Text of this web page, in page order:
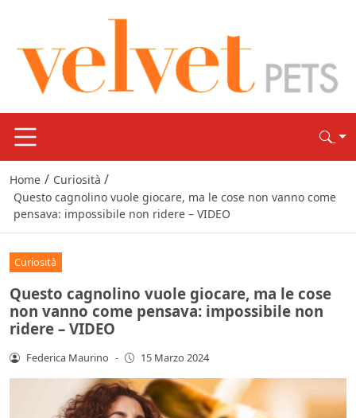
Home / Curiosità /
Questo cagnolino vuole giocare, ma le cose non vanno come
pensava: impossibile non ridere – VIDEO
Curiosità
Questo cagnolino vuole giocare, ma le cose
non vanno come pensava: impossibile non
ridere – VIDEO
Federica Maurino - 15 Marzo 2024